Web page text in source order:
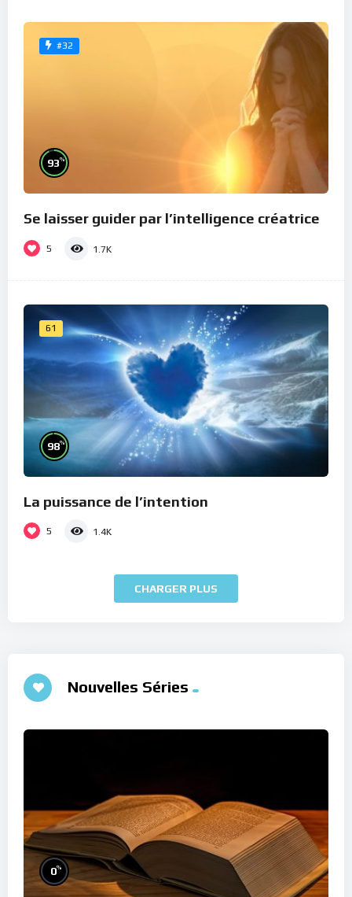
#32
93%
Se laisser guider par l’intelligence créatrice
5 1.7K
61
98%
La puissance de l’intention
5 1.4K
CHARGER PLUS
Nouvelles Séries
0%